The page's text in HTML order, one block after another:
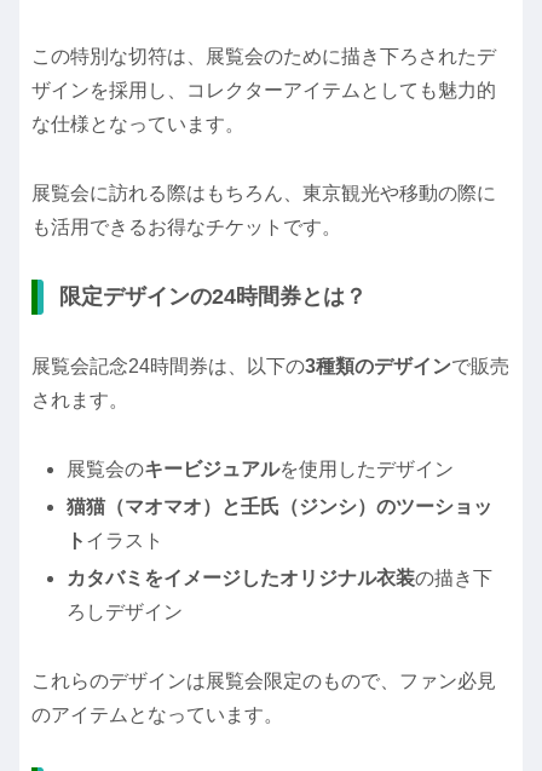
この特別な切符は、展覧会のために描き下ろされたデ
ザインを採用し、コレクターアイテムとしても魅力的
な仕様となっています。
展覧会に訪れる際はもちろん、東京観光や移動の際に
も活用できるお得なチケットです。
限定デザインの24時間券とは？
展覧会記念24時間券は、以下の3種類のデザインで販売
されます。
展覧会のキービジュアルを使用したデザイン
猫猫（マオマオ）と壬氏（ジンシ）のツーショッ
ト イラスト
カタバミをイメージしたオリジナル衣装の描き下
ろしデザイン
これらのデザインは展覧会限定のもので、ファン必見
のアイテムとなっています。